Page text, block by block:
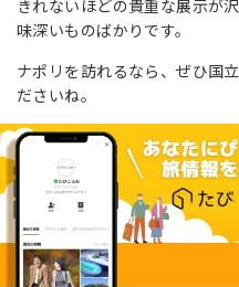
きれないほどの貴重な展示が
味深いものばかりです。
ナポリを訪れるなら、ぜひ国
ださいね。